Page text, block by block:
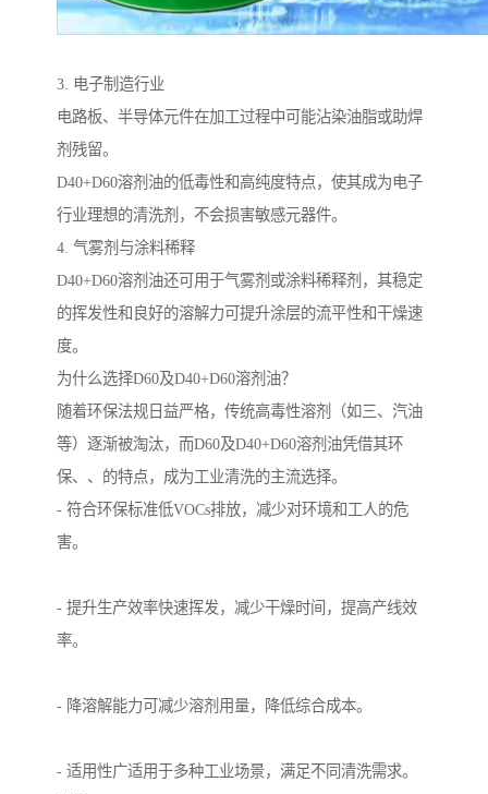
3. 电子制造行业
电路板、半导体元件在加工过程中可能沾染油脂或助焊
剂残留。
D40+D60溶剂油的低毒性和高纯度特点，使其成为电子
行业理想的清洗剂，不会损害敏感元器件。
4. 气雾剂与涂料稀释
D40+D60溶剂油还可用于气雾剂或涂料稀释剂，其稳定
的挥发性和良好的溶解力可提升涂层的流平性和干燥速
度。
为什么选择D60及D40+D60溶剂油？
随着环保法规日益严格，传统高毒性溶剂（如三、汽油
等）逐渐被淘汰，而D60及D40+D60溶剂油凭借其环
保、、的特点，成为工业清洗的主流选择。
- 符合环保标准低VOCs排放，减少对环境和工人的危
害。
- 提升生产效率快速挥发，减少干燥时间，提高产线效
率。
- 降溶解能力可减少溶剂用量，降低综合成本。
- 适用性广适用于多种工业场景，满足不同清洗需求。